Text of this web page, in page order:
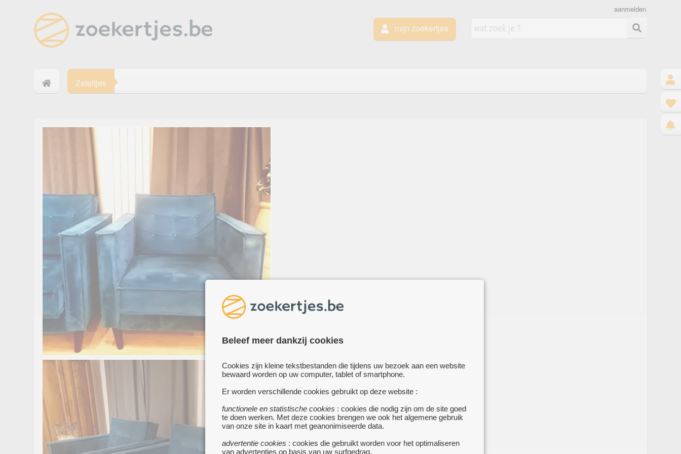
Beleef meer dankzij cookies
Cookies zijn kleine tekstbestanden die tijdens uw bezoek aan een website
bewaard worden op uw computer, tablet of smartphone.
Er worden verschillende cookies gebruikt op deze website :
functionele en statistische cookies : cookies die nodig zijn om de site goed
te doen werken. Met deze cookies brengen we ook het algemene gebruik
van onze site in kaart met geanonimiseerde data.
advertentie cookies : cookies die gebruikt worden voor het optimaliseren
van advertenties op basis van uw surfgedrag.
mijn zoekertjes
aanmelden
Zeteltjes